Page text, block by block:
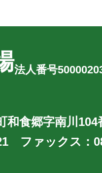
法人番号
和食郷字南川104
ファックス：